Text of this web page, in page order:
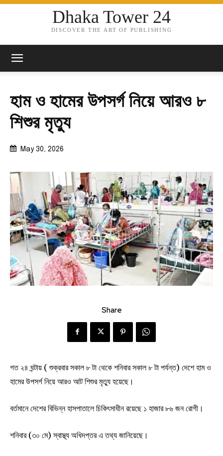
Dhaka Tower 24
DISCOVER THE ART OF PUBLISHING
হাম ও হামের উপসর্গ নিয়ে আরও ৮
শিশুর মৃত্যু
May 30, 2026
Share
গত ২৪ ঘন্টায় ( শুক্রবার সকাল ৮ টা থেকে শনিবার সকাল ৮ টা পর্যন্ত) দেশে হাম ও
হামের উপসর্গ নিয়ে আরও আট শিশুর মৃত্যু হয়েছে।
বর্তমানে দেশের বিভিন্ন হাসপাতালে চিকিৎসাধীন রয়েছে ১ হাজার ৮৬ জন রোগী।
শনিবার (৩০ মে) স্বাস্থ্য অধিদপ্তর এ তথ্য জানিয়েছে।